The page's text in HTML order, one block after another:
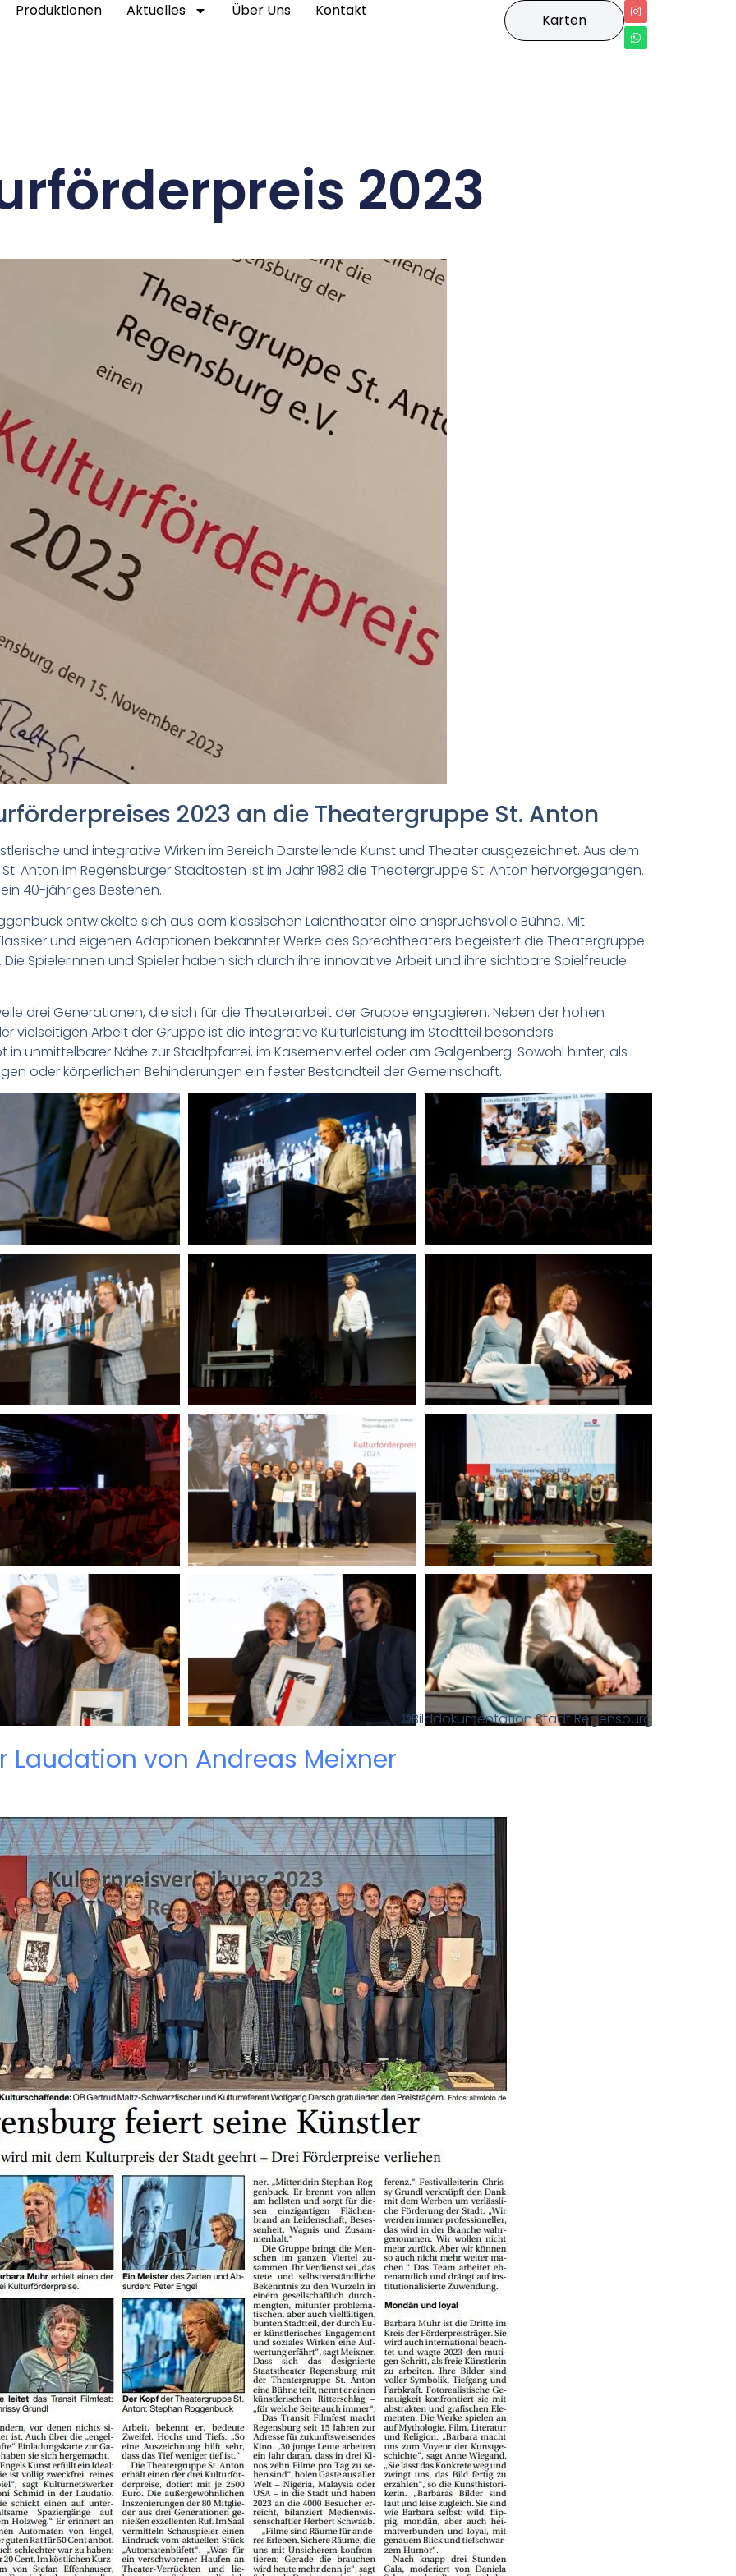
Produktionen Aktuelles Über Uns Kontakt
Karten
2023
2023 an die Theatergruppe St. Anton
und integrative Wirken im Bereich Darstellende Kunst und Theater ausgezeichnet. Aus dem
Anton im Regensburger Stadtosten ist im Jahr 1982 die Theatergruppe St. Anton hervorgegangen.
40-jähriges Bestehen.
entwickelte sich aus dem klassischen Laientheater eine anspruchsvolle Bühne. Mit
und eigenen Adaptionen bekannter Werke des Sprechtheaters begeistert die Theatergruppe
Spielerinnen und Spieler haben sich durch ihre innovative Arbeit und ihre sichtbare Spielfreude
drei Generationen, die sich für die Theaterarbeit der Gruppe engagieren. Neben der hohen
vielseitigen Arbeit der Gruppe ist die integrative Kulturleistung im Stadtteil besonders
in unmittelbarer Nähe zur Stadtpfarrei, im Kasernenviertel oder am Galgenberg. Sowohl hinter, als
oder körperlichen Behinderungen ein fester Bestandteil der Gemeinschaft.
©Bilddokumentation Stadt Regensburg
Laudation von Andreas Meixner